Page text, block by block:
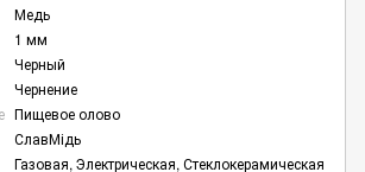
Медь
1 мм
Черный
Чернение
Пищевое олово
СлавМідь
Газовая, Электрическая, Стеклокерамическая